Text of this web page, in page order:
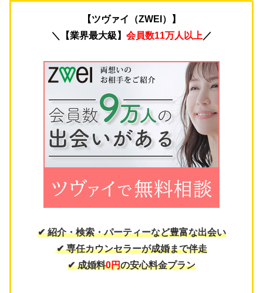
【ツヴァイ（ZWEI）】
＼【業界最大級】 会員数11万人以上 ／
✔ 紹介・検索・パーティーなど豊富な出会い
✔ 専任カウンセラーが成婚まで伴走
✔ 成婚料0円の安心料金プラン